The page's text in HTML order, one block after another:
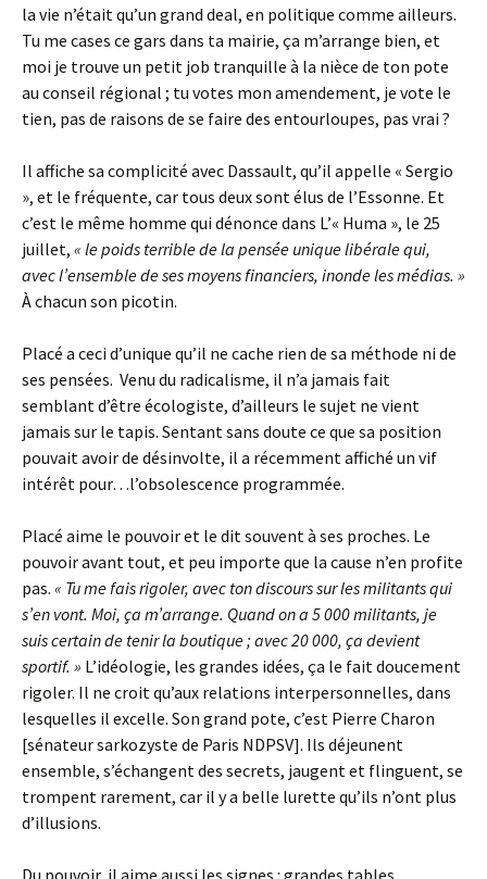
la vie n’était qu’un grand deal, en politique comme ailleurs.
Tu me cases ce gars dans ta mairie, ça m’arrange bien, et
moi je trouve un petit job tranquille à la nièce de ton pote
au conseil régional ; tu votes mon amendement, je vote le
tien, pas de raisons de se faire des entourloupes, pas vrai ?
Il affiche sa complicité avec Dassault, qu’il appelle « Sergio
», et le fréquente, car tous deux sont élus de l’Essonne. Et
c’est le même homme qui dénonce dans L’« Huma », le 25
juillet, « le poids terrible de la pensée unique libérale qui,
avec l’ensemble de ses moyens financiers, inonde les médias. »
À chacun son picotin.
Placé a ceci d’unique qu’il ne cache rien de sa méthode ni de
ses pensées. Venu du radicalisme, il n’a jamais fait
semblant d’être écologiste, d’ailleurs le sujet ne vient
jamais sur le tapis. Sentant sans doute ce que sa position
pouvait avoir de désinvolte, il a récemment affiché un vif
intérêt pour…l’obsolescence programmée.
Placé aime le pouvoir et le dit souvent à ses proches. Le
pouvoir avant tout, et peu importe que la cause n’en profite
pas. « Tu me fais rigoler, avec ton discours sur les militants qui
s’en vont. Moi, ça m’arrange. Quand on a 5 000 militants, je
suis certain de tenir la boutique ; avec 20 000, ça devient
sportif. » L’idéologie, les grandes idées, ça le fait doucement
rigoler. Il ne croit qu’aux relations interpersonnelles, dans
lesquelles il excelle. Son grand pote, c’est Pierre Charon
[sénateur sarkozyste de Paris NDPSV]. Ils déjeunent
ensemble, s’échangent des secrets, jaugent et flinguent, se
trompent rarement, car il y a belle lurette qu’ils n’ont plus
d’illusions.
Du pouvoir, il aime aussi les signes : grandes tables,